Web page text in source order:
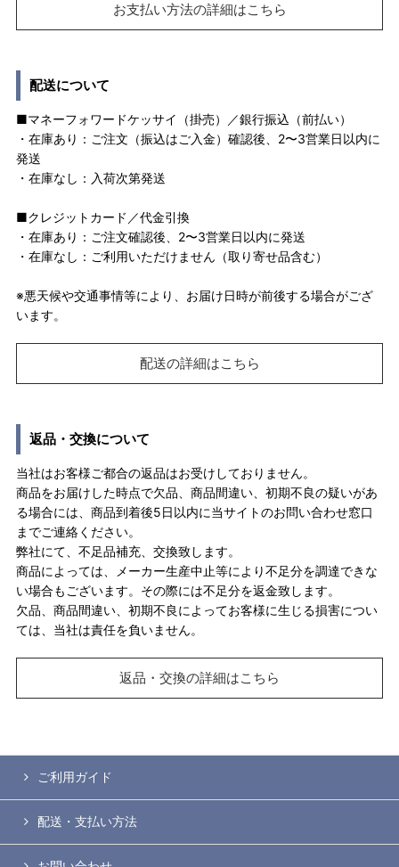
お支払い方法の詳細はこちら
配送について
■マネーフォワードケッサイ（掛売）／銀行振込（前払い）
・在庫あり：ご注文（振込はご入金）確認後、2〜3営業日以内に
発送
・在庫なし：入荷次第発送
■クレジットカード／代金引換
・在庫あり：ご注文確認後、2〜3営業日以内に発送
・在庫なし：ご利用いただけません（取り寄せ品含む）
※悪天候や交通事情等により、お届け日時が前後する場合がござ
います。
配送の詳細はこちら
返品・交換について
当社はお客様ご都合の返品はお受けしておりません。
商品をお届けした時点で欠品、商品間違い、初期不良の疑いがあ
る場合には、商品到着後5日以内に当サイトのお問い合わせ窓口
までご連絡ください。
弊社にて、不足品補充、交換致します。
商品によっては、メーカー生産中止等により不足分を調達できな
い場合もございます。その際には不足分を返金致します。
欠品、商品間違い、初期不良によってお客様に生じる損害につい
ては、当社は責任を負いません。
返品・交換の詳細はこちら
ご利用ガイド
配送・支払い方法